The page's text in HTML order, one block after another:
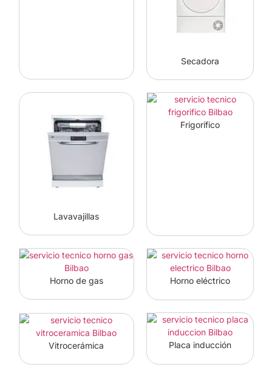
Secadora
Lavavajillas
Frigorífico
Horno de gas Horno eléctrico
Vitrocerámica Placa inducción